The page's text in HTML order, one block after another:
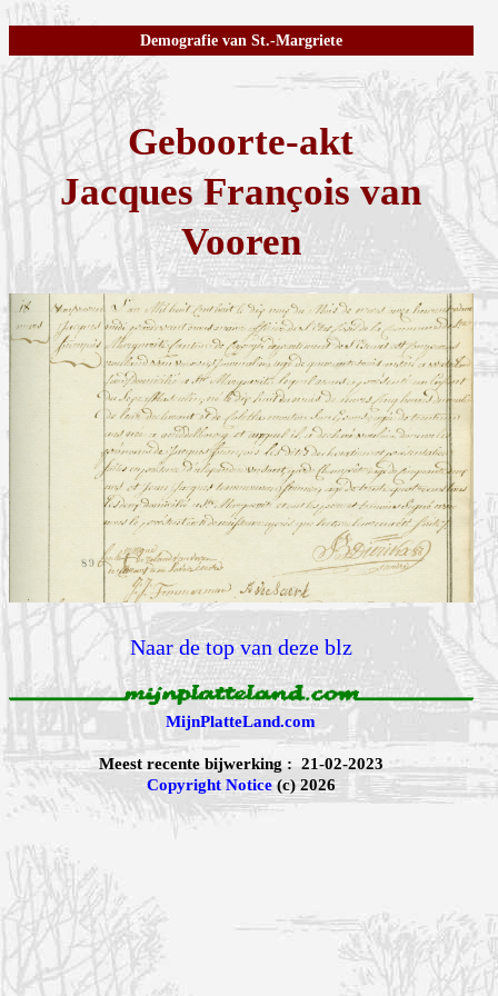
Demografie van St.-Margriete
Geboorte-akt
Jacques François van
Vooren
Naar de top van deze blz
MijnPlatteLand.com
Meest recente bijwerking : 21-02-2023
Copyright Notice(c) 2026